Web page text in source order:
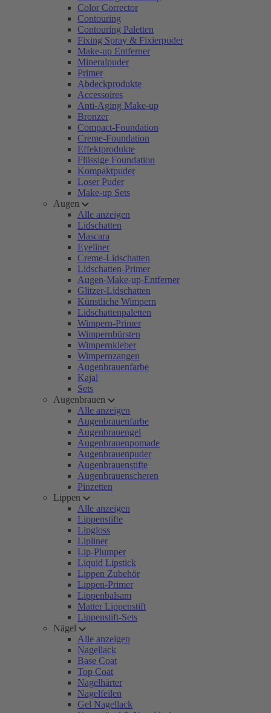
Color Corrector
Contouring
Contouring Paletten
Fixing Spray & Fixierpuder
Make-up Entferner
Mineralpuder
Primer
Abdeckprodukte
Accessoires
Anti-Aging Make-up
Bronzer
Compact-Foundation
Creme-Foundation
Effektprodukte
Flüssige Foundation
Kompaktpuder
Loser Puder
Make-up Sets
Augen
Alle anzeigen
Lidschatten
Mascara
Eyeliner
Creme-Lidschatten
Lidschatten-Primer
Augen-Make-up-Entferner
Glitzer-Lidschatten
Künstliche Wimpern
Lidschattenpaletten
Wimpern-Primer
Wimpernbürsten
Wimpernkleber
Wimpernzangen
Augenbrauenfarbe
Kajal
Sets
Augenbrauen
Alle anzeigen
Augenbrauenfarbe
Augenbrauengel
Augenbrauenpomade
Augenbrauenpuder
Augenbrauenstifte
Augenbrauenscheren
Pinzetten
Lippen
Alle anzeigen
Lippenstifte
Lipgloss
Lipliner
Lip-Plumper
Liquid Lipstick
Lippen Zubehör
Lippen-Primer
Lippenbalsam
Matter Lippenstift
Lippenstift-Sets
Nägel
Alle anzeigen
Nagellack
Base Coat
Top Coat
Nagelhärter
Nagelfeilen
Gel Nagellack